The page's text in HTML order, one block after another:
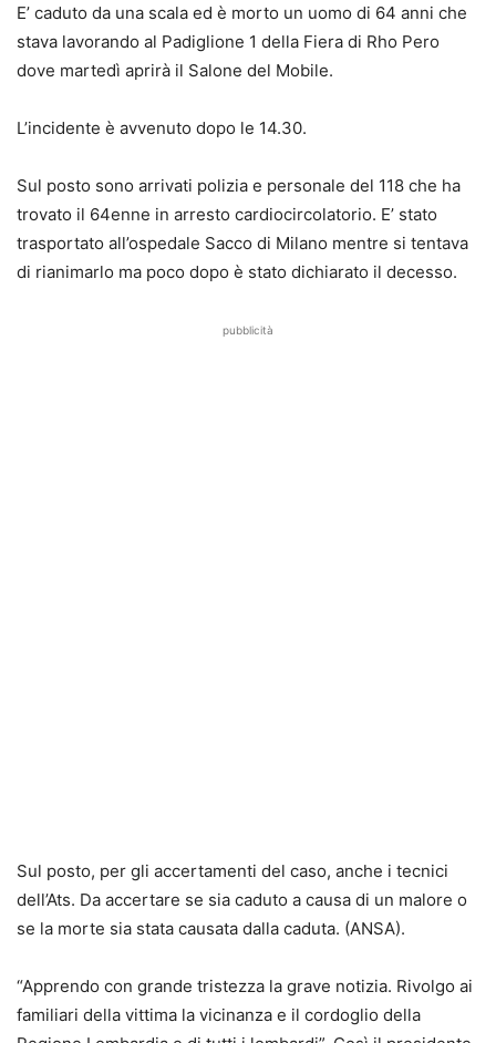
E’ caduto da una scala ed è morto un uomo di 64 anni che
stava lavorando al Padiglione 1 della Fiera di Rho Pero
dove martedì aprirà il Salone del Mobile.
L’incidente è avvenuto dopo le 14.30.
Sul posto sono arrivati polizia e personale del 118 che ha
trovato il 64enne in arresto cardiocircolatorio. E’ stato
trasportato all’ospedale Sacco di Milano mentre si tentava
di rianimarlo ma poco dopo è stato dichiarato il decesso.
pubblicità
Sul posto, per gli accertamenti del caso, anche i tecnici
dell’Ats. Da accertare se sia caduto a causa di un malore o
se la morte sia stata causata dalla caduta. (ANSA).
“Apprendo con grande tristezza la grave notizia. Rivolgo ai
familiari della vittima la vicinanza e il cordoglio della